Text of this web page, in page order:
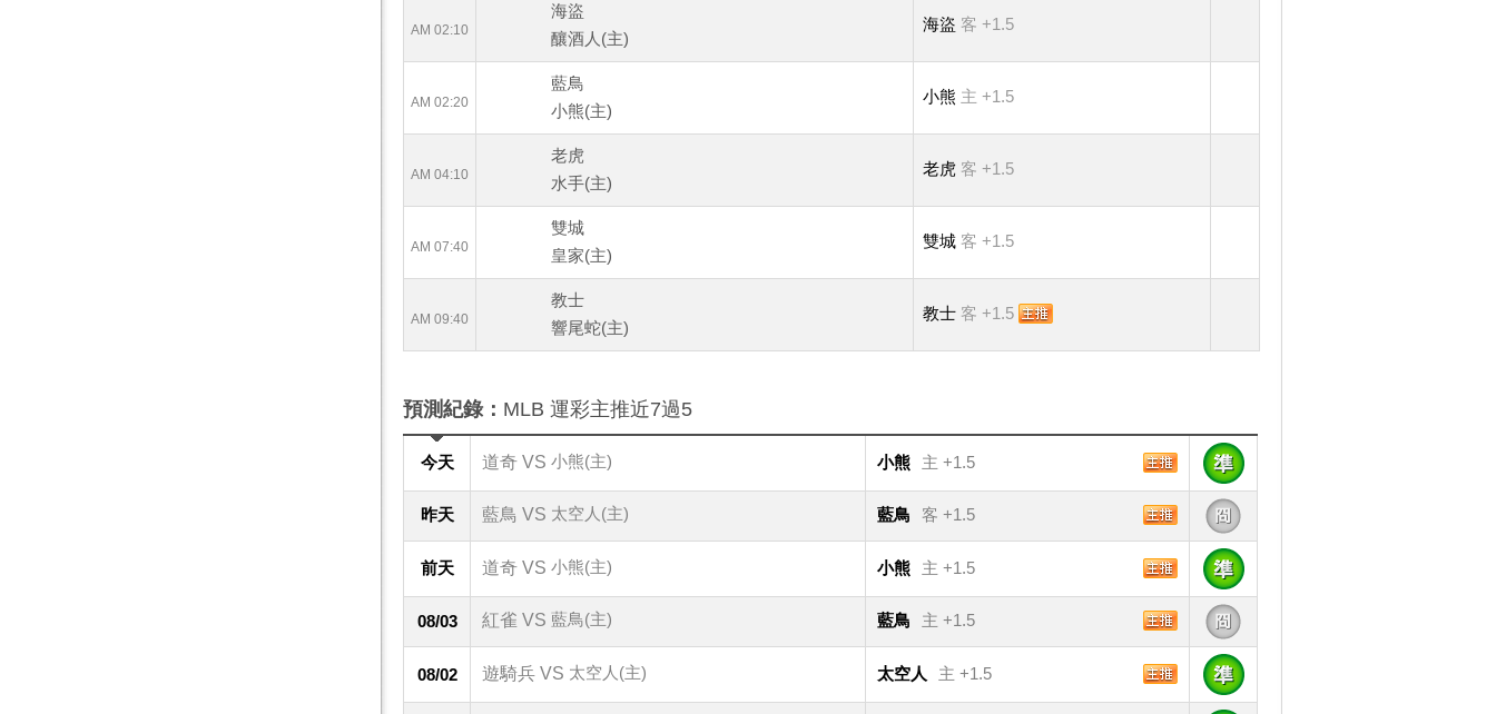
AM 02:10
海盜
釀酒人(主)
海盜 客 +1.5
AM 02:20
藍鳥
小熊(主)
小熊 主 +1.5
AM 04:10
老虎
水手(主)
老虎 客 +1.5
AM 07:40
雙城
皇家(主)
雙城 客 +1.5
AM 09:40
教士
響尾蛇(主)
教士 客 +1.5
預測紀錄： MLB 運彩主推近7過5
今天 道奇 VS 小熊(主) 小熊 主 +1.5
昨天 藍鳥 VS 太空人(主) 藍鳥 客 +1.5
前天 道奇 VS 小熊(主) 小熊 主 +1.5
08/03 紅雀 VS 藍鳥(主) 藍鳥 主 +1.5
08/02 遊騎兵 VS 太空人(主) 太空人 主 +1.5